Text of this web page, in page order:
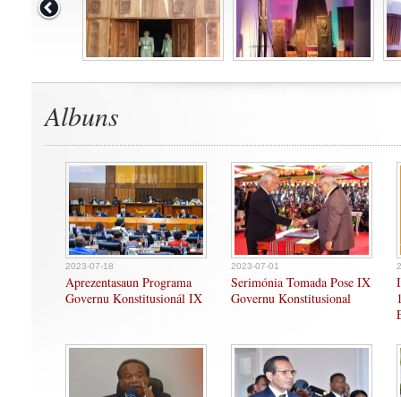
Albuns
2023-07-18
Aprezentasaun Programa
Governu Konstitusionál IX
2023-07-01
Serimónia Tomada Pose IX
Governu Konstitusional